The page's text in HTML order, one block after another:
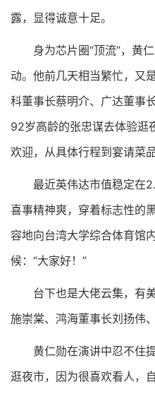
露，显得诚意十足。
身为芯片圈“顶流”，黄仁
动。他前几天相当繁忙，又
科董事长蔡明介、广达董事
92岁高龄的张忠谋去体验逛
欢迎，从具体行程到宴请菜
最近英伟达市值稳定在
喜事精神爽，穿着标志性的
容地向台湾大学综合体育馆
候：“大家好！”
台下也是大佬云集，有美
施崇棠、鸿海董事长刘扬伟
黄仁勋在演讲中忍不住提
逛夜市，因为很喜欢看人，